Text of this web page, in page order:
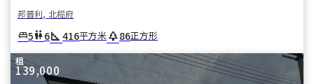
邦普利, 北榄府
king_bed5wc6square_foot 416平方米park86正方形
租
139,000